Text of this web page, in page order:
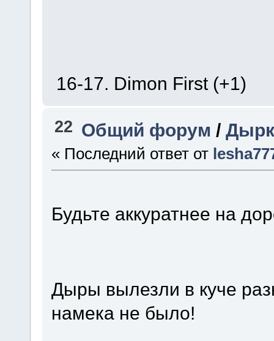
16-17. Dimon First (+1)
22 Общий форум /
« Последний ответ от
Будьте аккуратнее на
Дыры вылезли в куче
намека не было!